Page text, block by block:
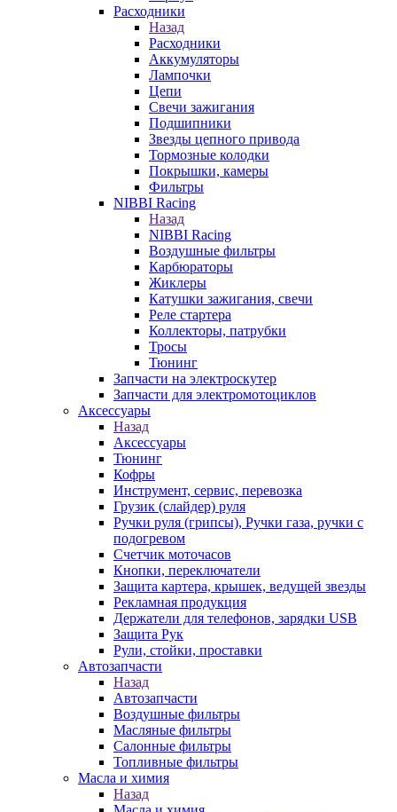
Расходники
Назад
Расходники
Аккумуляторы
Лампочки
Цепи
Свечи зажигания
Подшипники
Звезды цепного привода
Тормозные колодки
Покрышки, камеры
Фильтры
NIBBI Racing
Назад
NIBBI Racing
Воздушные фильтры
Карбюраторы
Жиклеры
Катушки зажигания, свечи
Реле стартера
Коллекторы, патрубки
Тросы
Тюнинг
Запчасти на электроскутер
Запчасти для электромотоциклов
Аксессуары
Назад
Аксессуары
Тюнинг
Кофры
Инструмент, сервис, перевозка
Грузик (слайдер) руля
Ручки руля (грипсы), Ручки газа, ручки с
подогревом
Счетчик моточасов
Кнопки, переключатели
Защита картера, крышек, ведущей звезды
Рекламная продукция
Держатели для телефонов, зарядки USB
Защита Рук
Рули, стойки, проставки
Автозапчасти
Назад
Автозапчасти
Воздушные фильтры
Масляные фильтры
Салонные фильтры
Топливные фильтры
Масла и химия
Назад